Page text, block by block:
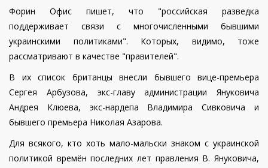
Форин Офис пишет, что "российская разведка
поддерживает связи с многочисленными бывшими
украинскими политиками". Которых, видимо, тоже
рассматривают в качестве "правителей".
В их список британцы внесли бывшего вице-премьера
Сергея Арбузова, экс-главу администрации Януковича
Андрея Клюева, экс-нардепа Владимира Сивковича и
бывшего премьера Николая Азарова.
Для всякого, кто хоть мало-мальски знаком с украинской
политикой времён последних лет правления В. Януковича,